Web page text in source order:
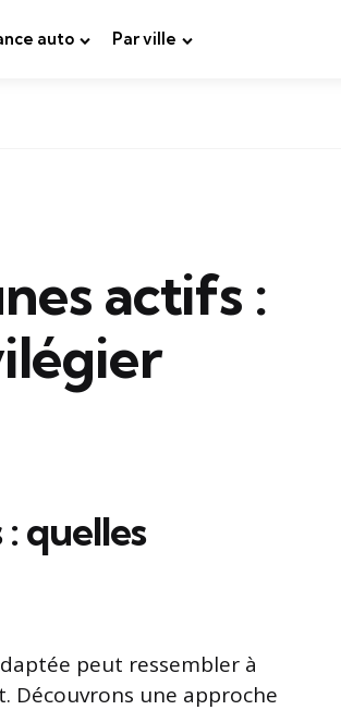
auto Par ville
actifs :
quelles
peut ressembler à
Découvrons une approche